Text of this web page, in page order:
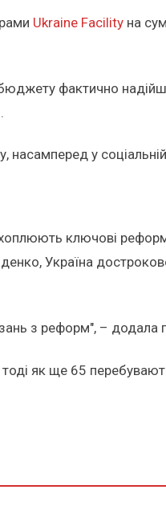
Ukraine Facility на
фактично
у соціальній
ключові
Україна
з реформ", – додала
як ще 65